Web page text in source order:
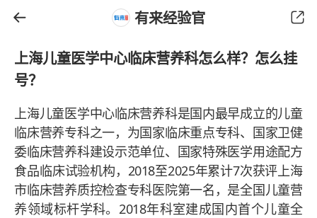
有来经验官
上海儿童医学中心临床营养科怎么样？怎么挂
号？
上海儿童医学中心临床营养科是国内最早成立的儿童
临床营养专科之一，为国家临床重点专科、国家卫健
委临床营养科建设示范单位、国家特殊医学用途配方
食品临床试验机构，2018至2025年累计7次获评上海
市临床营养质控检查专科医院第一名，是全国儿童营
养领域标杆学科。2018年科室建成国内首个儿童全